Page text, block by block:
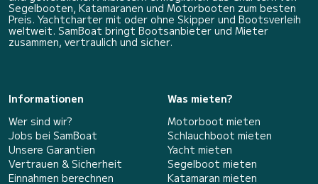
Segelbooten, Katamaranen und Motorbooten zum besten
Preis. Yachtcharter mit oder ohne Skipper und Bootsverleih
weltweit. SamBoat bringt Bootsanbieter und Mieter
zusammen, vertraulich und sicher.
Informationen
Wer sind wir?
Jobs bei SamBoat
Unsere Garantien
Vertrauen & Sicherheit
Einnahmen berechnen
Was mieten?
Motorboot mieten
Schlauchboot mieten
Yacht mieten
Segelboot mieten
Katamaran mieten